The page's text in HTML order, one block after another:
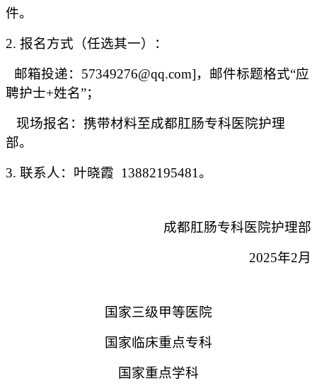
件。
2. 报名方式（任选其一）：
邮箱投递： 57349276@qq.com]，邮件标题格式“应
聘护士+姓名”；
现场报名：携带材料至成都肛肠专科医院护理
部。
3. 联系人： 叶晓霞 13882195481。
成都肛肠专科医院护理部
2025年2月
国家三级甲等医院
国家临床重点专科
国家重点学科